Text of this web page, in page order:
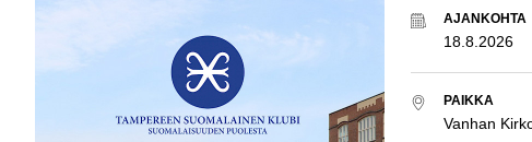
AJANKOHTA
18.8.2026
PAIKKA
Vanhan